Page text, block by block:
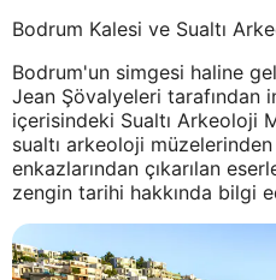
Bodrum Kalesi ve Sualtı
Bodrum'un simgesi haline
Jean Şövalyeleri tarafından
içerisindeki Sualtı Arkeoloji
sualtı arkeoloji
enkazlarından çıkarılan
zengin tarihi hakkında bilgi